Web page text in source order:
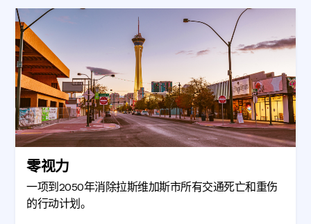
零视力
一项到2050年消除拉斯维加斯市所有交通死亡和重伤
的行动计划。